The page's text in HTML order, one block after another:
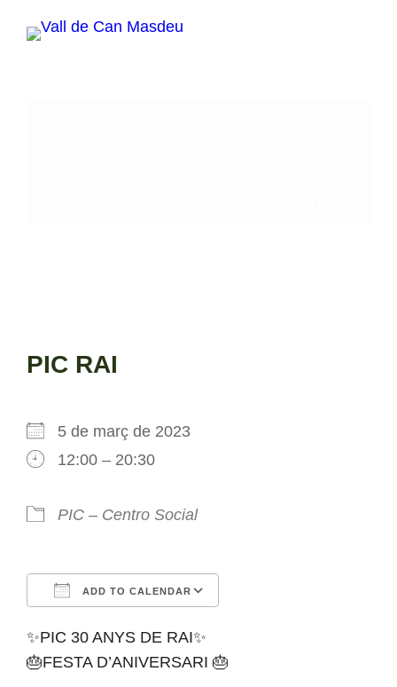
PIC RAI
5 de març de 2023
12:00 – 20:30
PIC – Centro Social
ADD TO CALENDAR
✨PIC 30 ANYS DE RAI✨
🎂FESTA D’ANIVERSARI 🎂